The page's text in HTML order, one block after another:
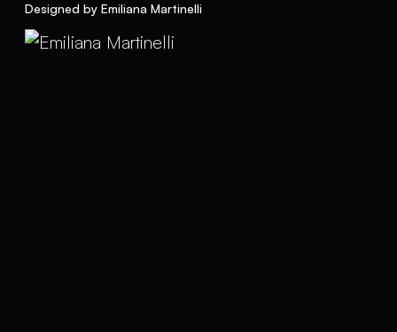
Designed by Emiliana Martinelli